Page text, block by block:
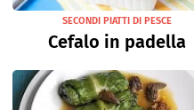
SECONDI PIATTI DI PESCE
Cefalo in padella